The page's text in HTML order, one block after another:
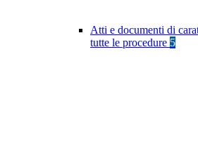
Atti e documenti di
tutte le procedure 5